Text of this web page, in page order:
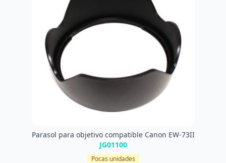
Parasol para objetivo compatible Canon EW-73II
JG01100
Pocas unidades